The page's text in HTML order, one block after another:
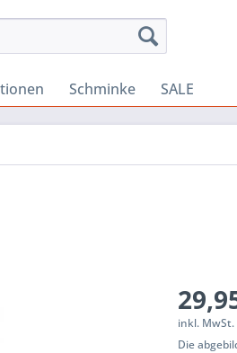
Schminke SALE
inkl. MwSt.
Die